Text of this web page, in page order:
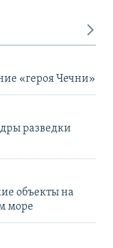
«героя Чечни»
разведки
объекты на
море